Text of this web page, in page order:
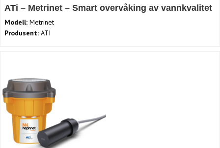
ATi – Metrinet – Smart overvåking av vannkvalitet
Modell: Metrinet
Produsent: ATI